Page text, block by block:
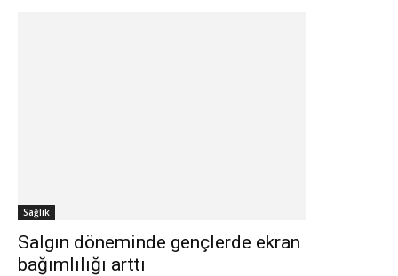
Sağlık
Salgın döneminde gençlerde ekran
bağımlılığı arttı